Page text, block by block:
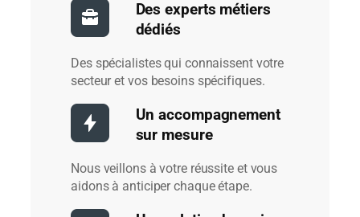
Des experts métiers
dédiés
Des spécialistes qui connaissent votre
secteur et vos besoins spécifiques.
Un accompagnement
sur mesure
Nous veillons à votre réussite et vous
aidons à anticiper chaque étape.